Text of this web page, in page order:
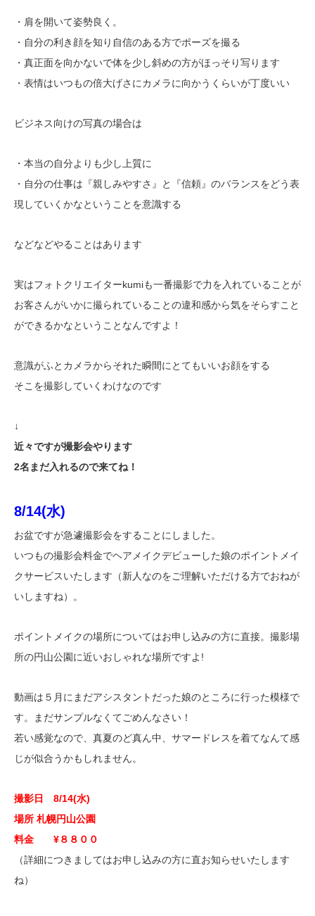
・肩を開いて姿勢良く。
・自分の利き顔を知り自信のある方でポーズを撮る
・真正面を向かないで体を少し斜めの方がほっそり写ります
・表情はいつもの倍大げさにカメラに向かうくらいが丁度いい
ビジネス向けの写真の場合は
・本当の自分よりも少し上質に
・自分の仕事は『親しみやすさ』と『信頼』のバランスをどう表
現していくかなということを意識する
などなどやることはあります
実はフォトクリエイターkumiも一番撮影で力を入れていることが
お客さんがいかに撮られていることの違和感から気をそらすこと
ができるかなということなんですよ！
意識がふとカメラからそれた瞬間にとてもいいお顔をする
そこを撮影していくわけなのです
↓
近々ですが撮影会やります
2名まだ入れるので来てね！
8/14(水)
お盆ですが急遽撮影会をすることにしました。
いつもの撮影会料金でヘアメイクデビューした娘のポイントメイ
クサービスいたします（新人なのをご理解いただける方でおねが
いしますね）。
ポイントメイクの場所についてはお申し込みの方に直接。撮影場
所の円山公園に近いおしゃれな場所ですよ!
動画は５月にまだアシスタントだった娘のところに行った模様で
す。まだサンプルなくてごめんなさい！
若い感覚なので、真夏のど真ん中、サマードレスを着てなんて感
じが似合うかもしれません。
撮影日 8/14(水)
場所 札幌円山公園
料金 ¥８８００
（詳細につきましてはお申し込みの方に直お知らせいたします
ね）